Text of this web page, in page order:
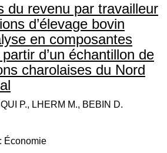
du revenu par travailleur
d’élevage bovin
en composantes
d’un échantillon de
charolaises du Nord
P., LHERM M., BEBIN D.
Économie